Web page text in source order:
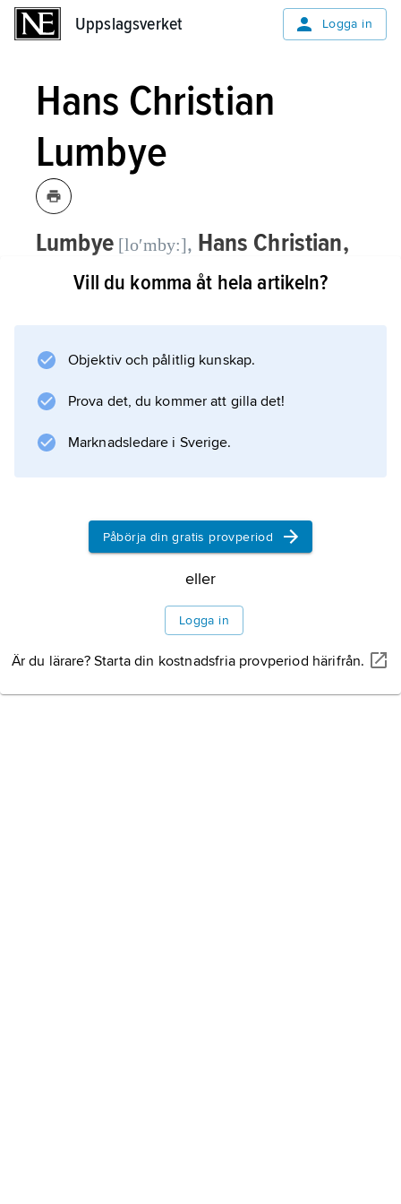
Uppslagsverket Logga in
Hans Christian
Lumbye
Lumbye [loʹmby:], Hans Christian,
1810–74, dansk tonsättare och
kapellmästare.
som är förknippad med Tivoli i Köpenhamn,
underhållningen från starten 1843 till 1872.
Som tonsättare hämtade han impulserna från
Information om artikeln
Vill du komma åt hela artikeln?
Objektiv och pålitlig kunskap.
Prova det, du kommer att gilla det!
Marknadsledare i Sverige.
Påbörja din gratis provperiod
eller
Logga in
Är du lärare? Starta din kostnadsfria provperiod härifrån.